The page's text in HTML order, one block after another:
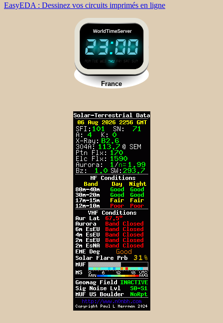
EasyEDA : Dessinez vos circuits imprimés en ligne